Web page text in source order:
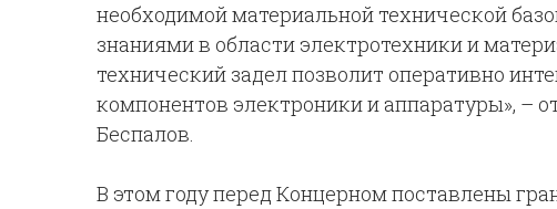
необходимой материальной технической
знаниями в области электротехники и
технический задел позволит оперативно
компонентов электроники и аппаратуры», –
Беспалов.
В этом году перед Концерном поставлены